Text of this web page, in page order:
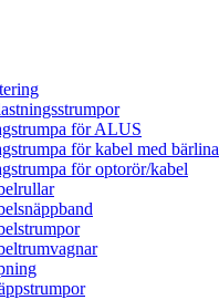
för ALUS
för kabel med bärlina
för optorör/kabel